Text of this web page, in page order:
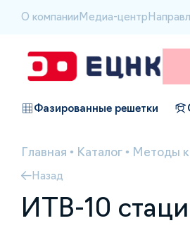
О компании Медиа-центр
Фазированные решетки
Главная • Каталог • Методы
Назад
ИТВ-10